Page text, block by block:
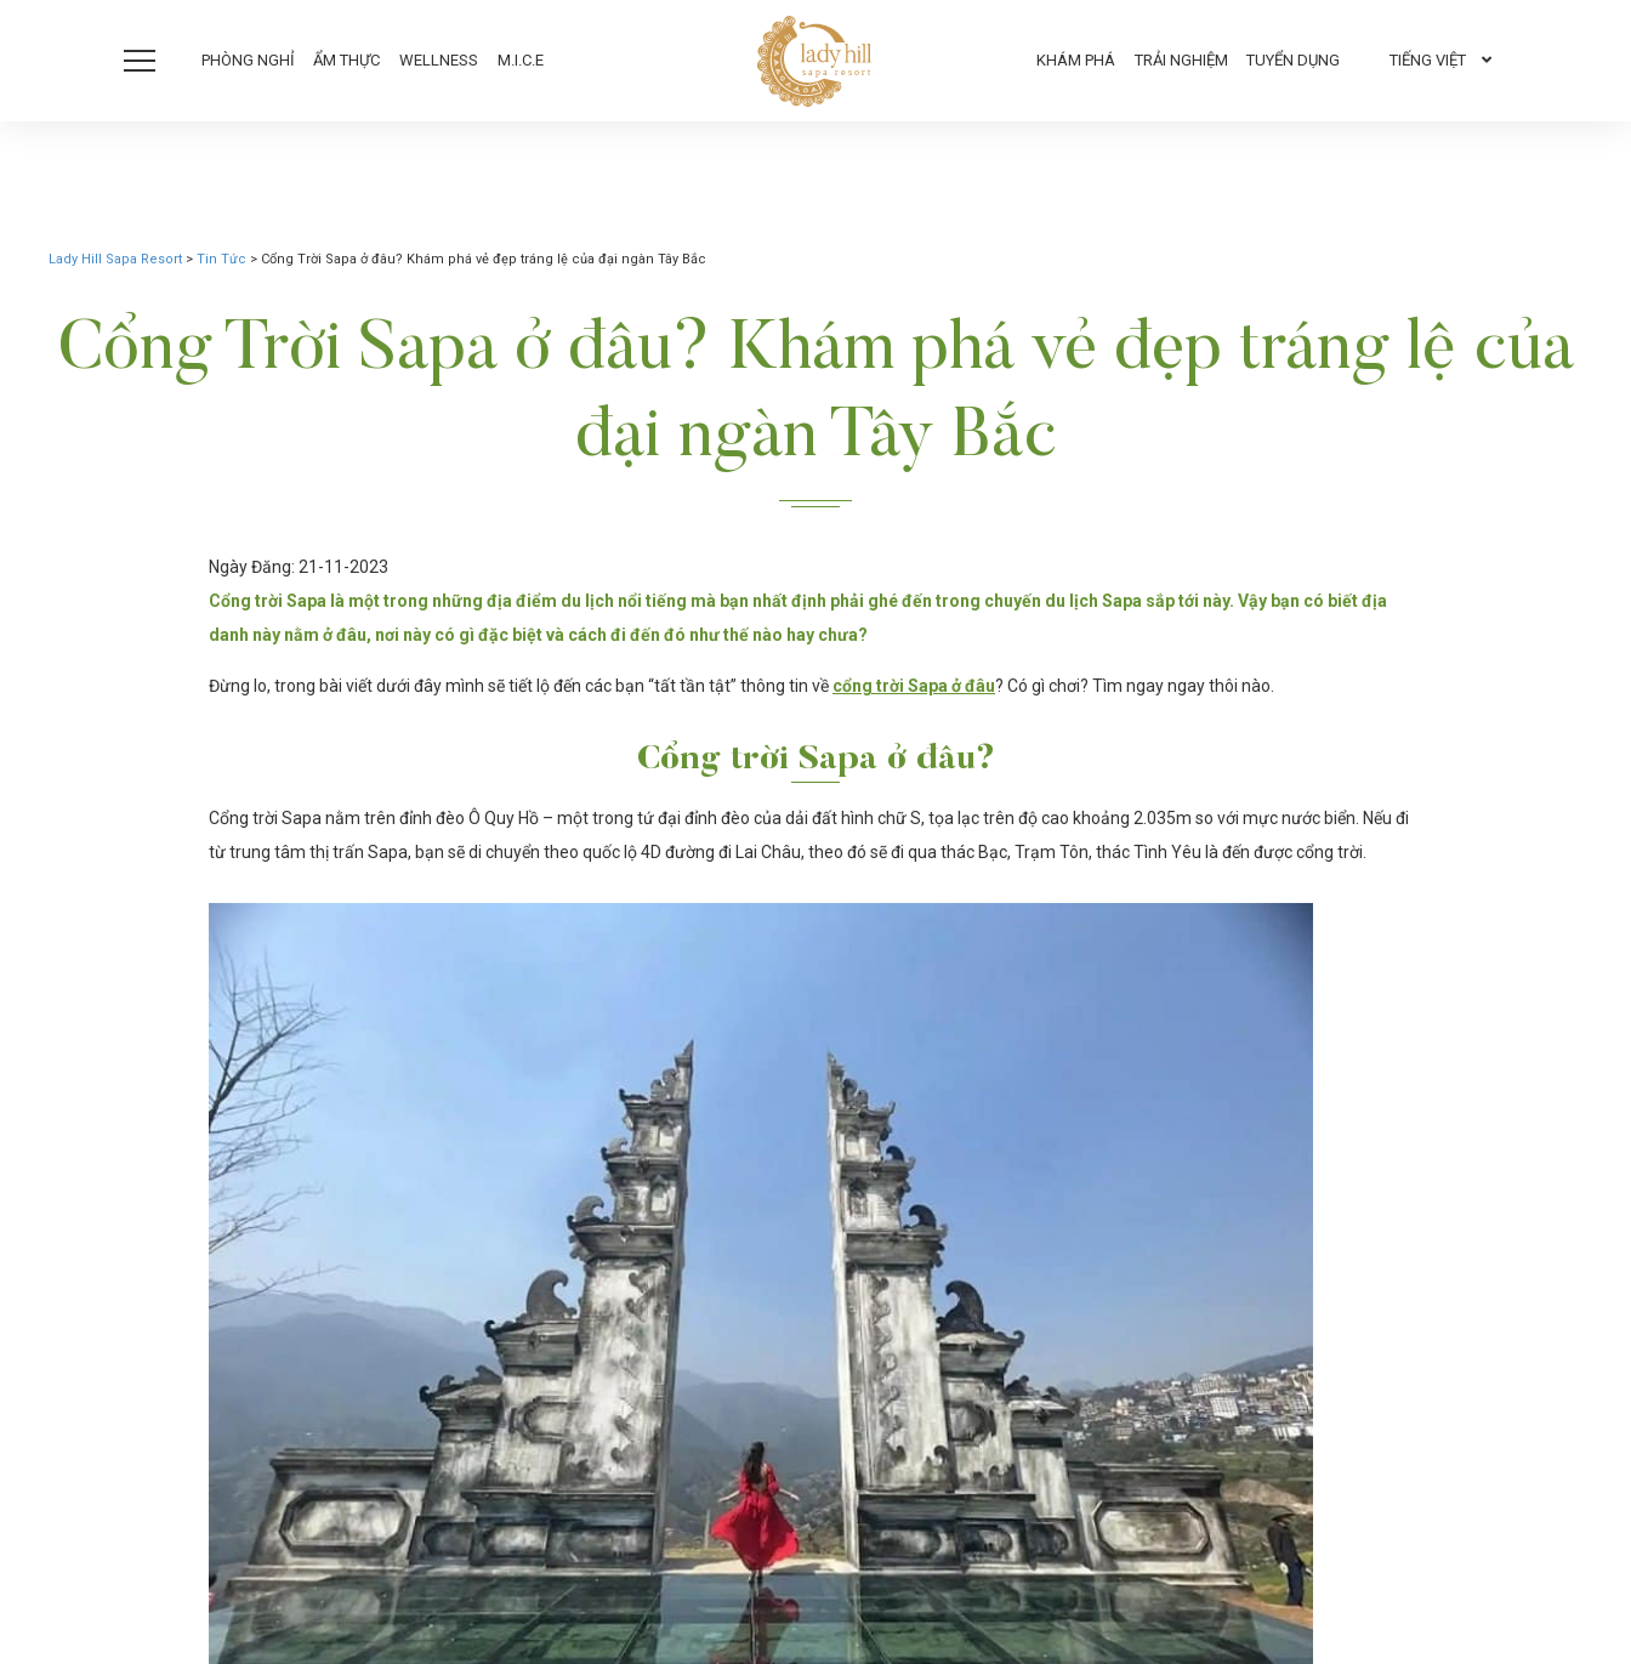
PHÒNG NGHỈ ẨM THỰC WELLNESS M.I.C.E TUYỂN DỤNG
TRẢI NGHIỆM
KHÁM PHÁ TIẾNG VIỆT
Lady Hill Sapa Resort > Tin Tức > Cổng Trời Sapa ở đâu? Khám phá vẻ đẹp tráng lệ của đại ngàn Tây Bắc
Cổng Trời Sapa ở đâu? Khám phá vẻ đẹp tráng lệ của
đại ngàn Tây Bắc
Ngày Đăng: 21-11-2023
Cổng trời Sapa là một trong những địa điểm du lịch nổi tiếng mà bạn nhất định phải ghé đến trong chuyến du lịch Sapa sắp tới này. Vậy bạn có biết địa
danh này nằm ở đâu, nơi này có gì đặc biệt và cách đi đến đó như thế nào hay chưa?
Đừng lo, trong bài viết dưới đây mình sẽ tiết lộ đến các bạn “tất tần tật” thông tin về cổng trời Sapa ở đâu? Có gì chơi? Tìm ngay ngay thôi nào.
Cổng trời Sapa ở đâu?
Cổng trời Sapa nằm trên đỉnh đèo Ô Quy Hồ – một trong tứ đại đỉnh đèo của dải đất hình chữ S, tọa lạc trên độ cao khoảng 2.035m so với mực nước biển. Nếu đi
từ trung tâm thị trấn Sapa, bạn sẽ di chuyển theo quốc lộ 4D đường đi Lai Châu, theo đó sẽ đi qua thác Bạc, Trạm Tôn, thác Tình Yêu là đến được cổng trời.